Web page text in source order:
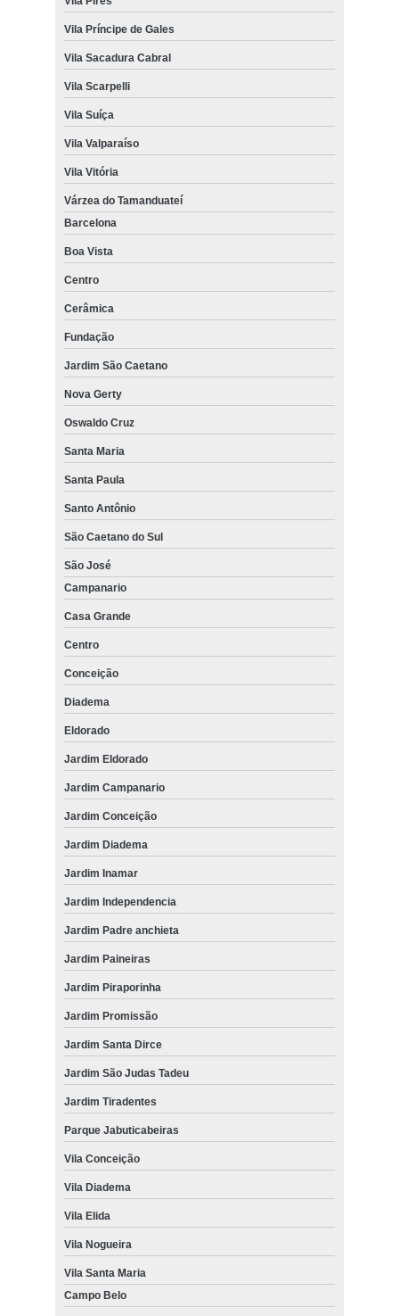
Vila Príncipe de Gales
Vila Sacadura Cabral
Vila Scarpelli
Vila Suíça
Vila Valparaíso
Vila Vitória
Várzea do Tamanduateí
Barcelona
Boa Vista
Centro
Cerâmica
Fundação
Jardim São Caetano
Nova Gerty
Oswaldo Cruz
Santa Maria
Santa Paula
Santo Antônio
São Caetano do Sul
São José
Campanario
Casa Grande
Centro
Conceição
Diadema
Eldorado
Jardim Eldorado
Jardim Campanario
Jardim Conceição
Jardim Diadema
Jardim Inamar
Jardim Independencia
Jardim Padre anchieta
Jardim Paineiras
Jardim Piraporinha
Jardim Promissão
Jardim Santa Dirce
Jardim São Judas Tadeu
Jardim Tiradentes
Parque Jabuticabeiras
Vila Conceição
Vila Diadema
Vila Elida
Vila Nogueira
Vila Santa Maria
Campo Belo